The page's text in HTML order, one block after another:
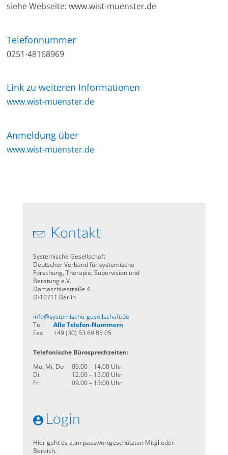
siehe Webseite: www.wist-muenster.de
Telefonnummer
0251-48168969
Link zu weiteren Informationen
www.wist-muenster.de
Anmeldung über
www.wist-muenster.de
Kontakt
Systemische Gesellschaft
Deutscher Verband für systemische
Forschung, Therapie, Supervision und
Beratung e.V.
Damaschkestraße 4
D-10711 Berlin
info@systemische-gesellschaft.de
Tel
Alle Telefon-Nummern
Fax
+49 (30) 53 69 85 05
Telefonische Bürosprechzeiten:
Mo, Mi, Do
09.00 – 14.00 Uhr
Di
12.00 – 15.00 Uhr
Fr
09.00 – 13:00 Uhr
Login
Hier geht es zum passwortgeschützten Mitglieder-
Bereich.